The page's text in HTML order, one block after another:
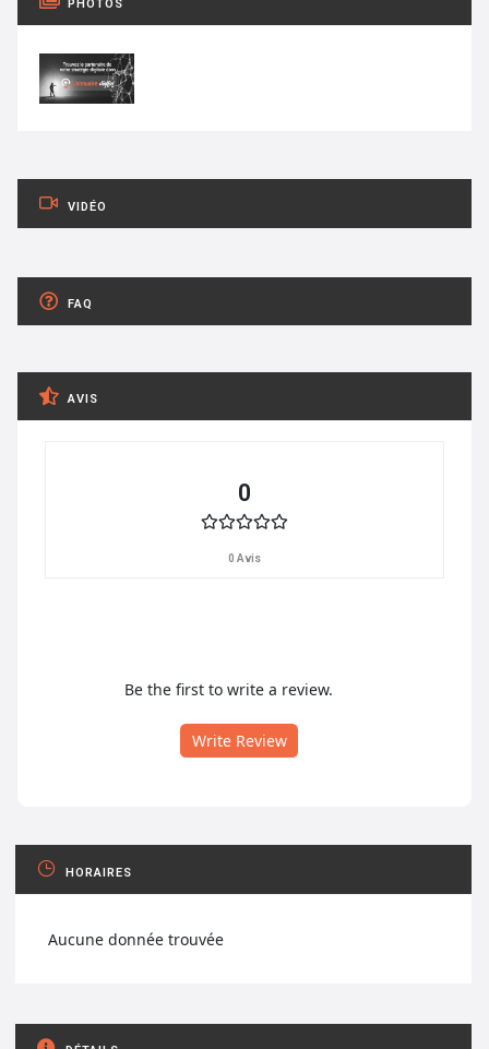
PHOTOS
VIDÉO
FAQ
AVIS
0
0 Avis
Be the first to write a review.
Write Review
HORAIRES
Aucune donnée trouvée